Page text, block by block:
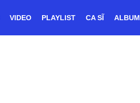
VIDEO PLAYLIST CA SĨ ALBUM